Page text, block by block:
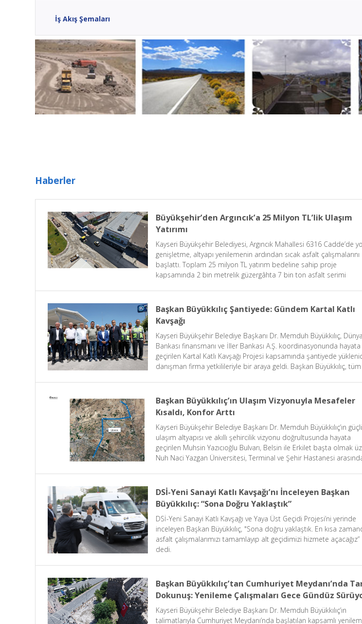
İş Akış Şemaları
Haberler
Büyükşehir’den Argıncık’a 25 Milyon TL’lik Ulaşım
Yatırımı
Kayseri Büyükşehir Belediyesi, Argıncık Mahallesi 6316 Cadde’de
genişletme, altyapı yenilemenin ardından sıcak asfalt çalışmalarını
başlattı. Toplam 25 milyon TL yatırım bedeline sahip proje
kapsamında 2 bin metrelik güzergâhta 7 bin ton asfalt serimi
Başkan Büyükkılıç Şantiyede: Gündem Kartal Katlı
Kavşağı
Kayseri Büyükşehir Belediye Başkanı Dr. Memduh Büyükkılıç, Dünya
Bankası finansmanı ve İller Bankası A.Ş. koordinasyonunda hayata
geçirilen Kartal Katlı Kavşağı Projesi kapsamında şantiyede
danışman firma yetkilileriyle bir araya geldi. Başkan Büyükkılıç, tüm
Başkan Büyükkılıç’ın Ulaşım Vizyonuyla Mesafeler
Kısaldı, Konfor Arttı
Kayseri Büyükşehir Belediye Başkanı Dr. Memduh Büyükkılıç’ın
ulaşım altyapısı ve akıllı şehircilik vizyonu doğrultusunda hayata
geçirilen Muhsin Yazıcıoğlu Bulvarı, Belsin ile Erkilet başta olmak
Nuh Naci Yazgan Üniversitesi, Terminal ve Şehir Hastanesi
azalırken, sürücüler daha az sinyalizasyonda bekleyerek önemli
zaman ve yakıt tasarrufu sağlıyor.
DSİ-Yeni Sanayi Katlı Kavşağı’nı İnceleyen Başkan
Büyükkılıç: “Sona Doğru Yaklaştık”
DSİ-Yeni Sanayi Katlı Kavşağı ve Yaya Üst Geçidi Projesi’ni yerinde
inceleyen Başkan Büyükkılıç, "Sona doğru yaklaştık. En kısa
asfalt çalışmalarımızı tamamlayıp alt geçidimizi hizmete açacağız”
dedi.
Başkan Büyükkılıç’tan Cumhuriyet Meydanı’nda
Dokunuş: Yenileme Çalışmaları Gece Gündüz
Kayseri Büyükşehir Belediye Başkanı Dr. Memduh Büyükkılıç’ın
talimatlarıyla Cumhuriyet Meydanı’nda başlatılan kapsamlı